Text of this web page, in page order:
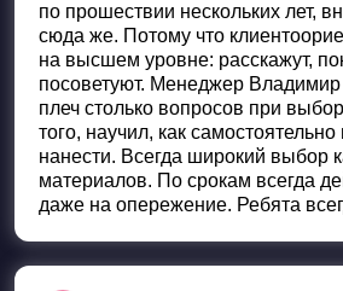
по прошествии нескольких лет,
сюда же. Потому что
на высшем уровне: расскажут,
посоветуют. Менеджер
плеч столько вопросов при
того, научил, как самостоятельно
нанести. Всегда широкий выбор
материалов. По срокам всегда
даже на опережение. Ребята